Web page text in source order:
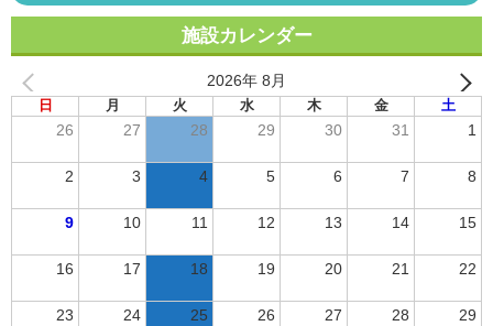
施設カレンダー
2026年 8月
日 月 火 水 木 金 土
26 27 28 29 30 31 1
2 3 4 5 6 7 8
9 10 11 12 13 14 15
16 17 18 19 20 21 22
23 24 25 26 27 28 29